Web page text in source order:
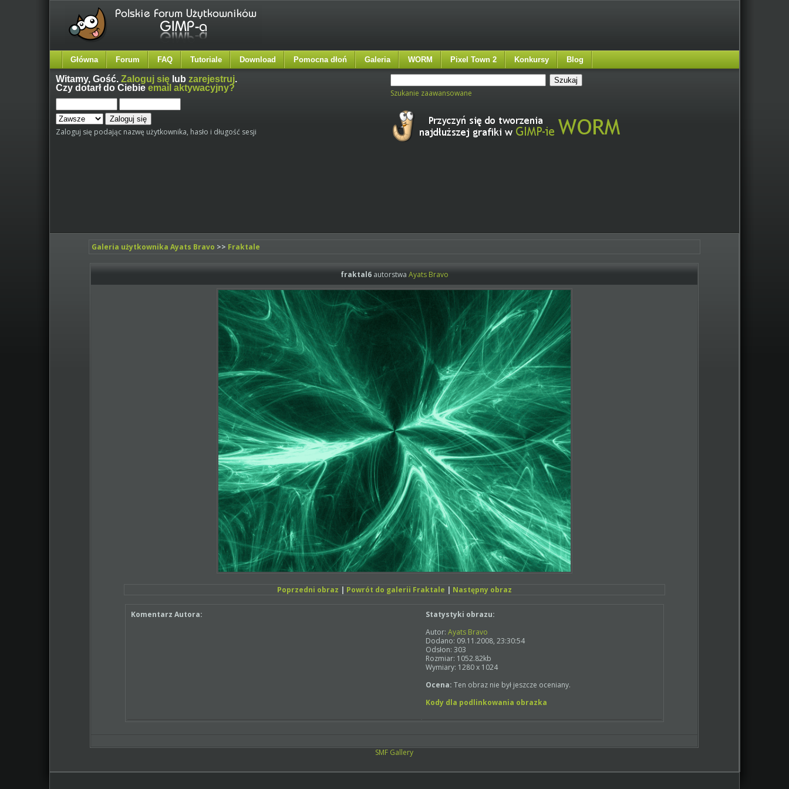
Główna Forum FAQ Tutoriale Download Pomocna dłoń Galeria WORM Pixel Town 2 Konkursy Blog
Witamy,Gość.Zaloguj się lubzarejestruj.
Czy dotarł do Ciebieemail aktywacyjny?
Zaloguj się podając nazwę użytkownika, hasło i długość sesji
Szukanie zaawansowane
Galeria użytkownika Ayats Bravo >> Fraktale
fraktal6autorstwa Ayats Bravo
Poprzedni obraz | Powrót do galerii Fraktale | Następny obraz
Komentarz Autora:
Statystyki obrazu:
Autor:Ayats Bravo
Dodano: 09.11.2008, 23:30:54
Odsłon: 303
Rozmiar: 1052.82kb
Wymiary: 1280 x 1024
Ocena:Ten obraz nie był jeszcze oceniany.
Kody dla podlinkowania obrazka
SMF Gallery